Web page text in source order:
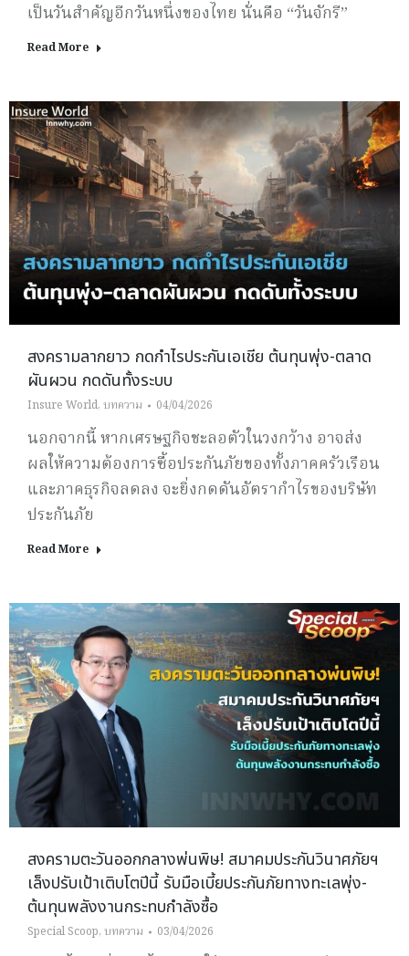
เป็นวันสำคัญอีกวันหนึ่งของไทย นั่นคือ “วันจักรี”
Read More
สงครามลากยาว กดกำไรประกันเอเชีย ต้นทุนพุ่ง-ตลาด
ผันผวน กดดันทั้งระบบ
Insure World, บทความ 04/04/2026
นอกจากนี้ หากเศรษฐกิจชะลอตัวในวงกว้าง อาจส่ง
ผลให้ความต้องการซื้อประกันภัยของทั้งภาคครัวเรือน
และภาคธุรกิจลดลง จะยิ่งกดดันอัตรากำไรของบริษัท
ประกันภัย
Read More
สงครามตะวันออกกลางพ่นพิษ! สมาคมประกันวินาศภัยฯ
เล็งปรับเป้าเติบโตปีนี้ รับมือเบี้ยประกันภัยทางทะเลพุ่ง-
ต้นทุนพลังงานกระทบกำลังซื้อ
Special Scoop, บทความ 03/04/2026